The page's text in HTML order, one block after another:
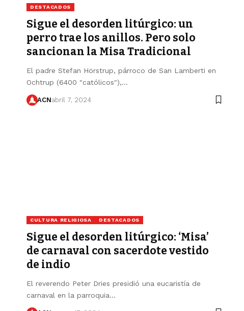
DESTACADOS
Sigue el desorden litúrgico: un
perro trae los anillos. Pero solo
sancionan la Misa Tradicional
El padre Stefan Hörstrup, párroco de San Lamberti en
Ochtrup (6400 "católicos"),…
ACNabril 7, 2024
CULTURA RELIGIOSA DESTACADOS
Sigue el desorden litúrgico: ‘Misa’
de carnaval con sacerdote vestido
de indio
El reverendo Peter Dries presidió una eucaristía de
carnaval en la parroquia…